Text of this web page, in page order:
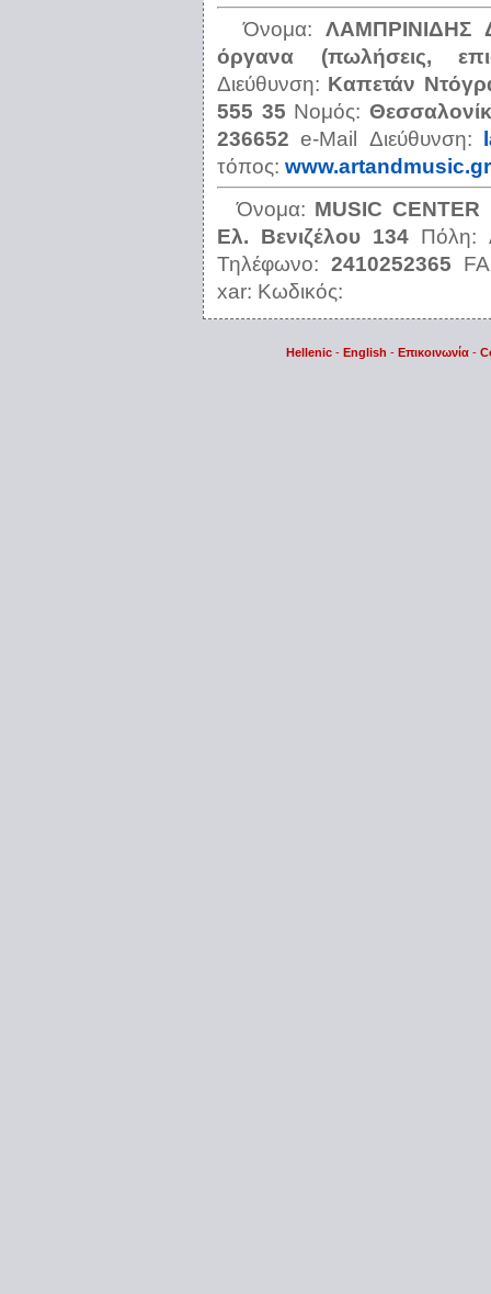
Όνομα:ΛΑΜΠΡΙΝΙΔΗΣ
όργανα (πωλήσεις,
Διεύθυνση: Καπετάν
555 35 Νομός:
236652 e-Mail Διεύθυνση:
τόπος: www.artandmusic.gr
Όνομα: ΜUSΙC
Ελ. Βενιζέλου 134 Πόλη:
Τηλέφωνο: 2410252365
xar: Κωδικός:
Hellenic - English - Επικοινωνία -